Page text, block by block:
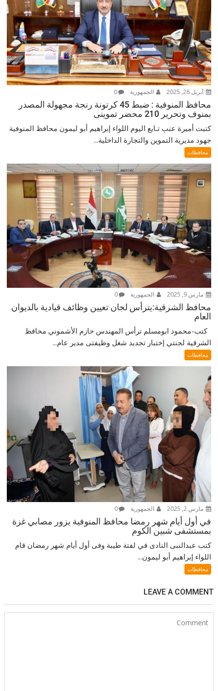
أبريل 26, 2025 الجمهورية 0
محافظ المنوفية : ضبط 45 كرتونة رنجة مجهولة المصدر
بمنوف وتحرير 210 محضر تموينى
كتبت أميرة عنب تـابع اليوم اللواء إبراهيم أبو ليمون محافظ المنوفية
جهود مديرية التموين والتجارة الداخلية...
محافظات
مارس 9, 2025 الجمهورية 0
محافظ الشرقية:يترأس لجان تعيين وظائف قيادية بالديوان
العام
كتب-محمود ابومسلم ترأس المهندس حازم الأشموني محافظ
الشرقية لجنتي إختبار تجديد شغل وظيفتى مدير عام...
محافظات
مارس 2, 2025 الجمهورية 0
في أول أيام شهر رمضا محافظ المنوفية يزور مصابي غزة
بمستشفى شبين الكوم
كتب عبدالنبى النادى في لفتة طيبة وفى أول أيام شهر رمضان قام
اللواء إبراهيم أبو ليمون...
محافظات
LEAVE A COMMENT